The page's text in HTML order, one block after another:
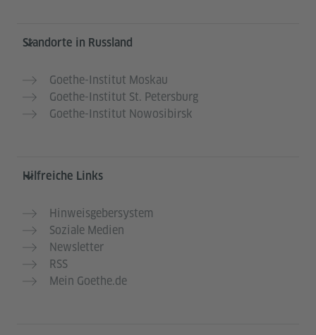
Service- und Informationsbereich
Standorte in Russland
Goethe-Institut Moskau
Goethe-Institut St. Petersburg
Goethe-Institut Nowosibirsk
Hilfreiche Links
Hinweisgebersystem
Soziale Medien
Newsletter
RSS
Mein Goethe.de